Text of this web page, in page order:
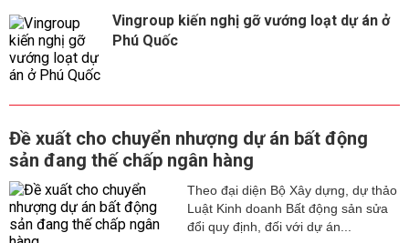
Vingroup kiến nghị gỡ vướng loạt dự án ở
Phú Quốc
Đề xuất cho chuyển nhượng dự án bất động
sản đang thế chấp ngân hàng
Theo đại diện Bộ Xây dựng, dự thảo
Luật Kinh doanh Bất động sản sửa
đổi quy định, đối với dự án...